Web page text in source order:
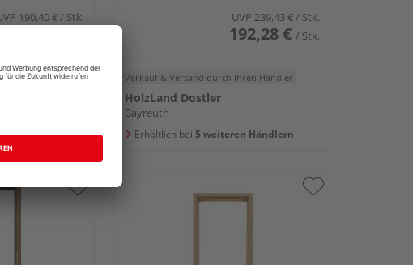
190,40 € / Stk.
Händler
Händlern
UVP 239,43 € / Stk.
192,28 € / Stk.
Verkauf & Versand durch Ihren Händler
HolzLand Dostler
Bayreuth
Erhältlich bei 5 weiteren Händlern